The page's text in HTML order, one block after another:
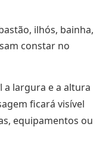
ilhós, bainha,
constar no
a largura e a altura
ficará visível
equipamentos ou